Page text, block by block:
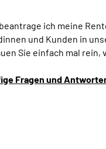
ich meine
und Kunden in
Sie einfach mal rein,
Fragen und